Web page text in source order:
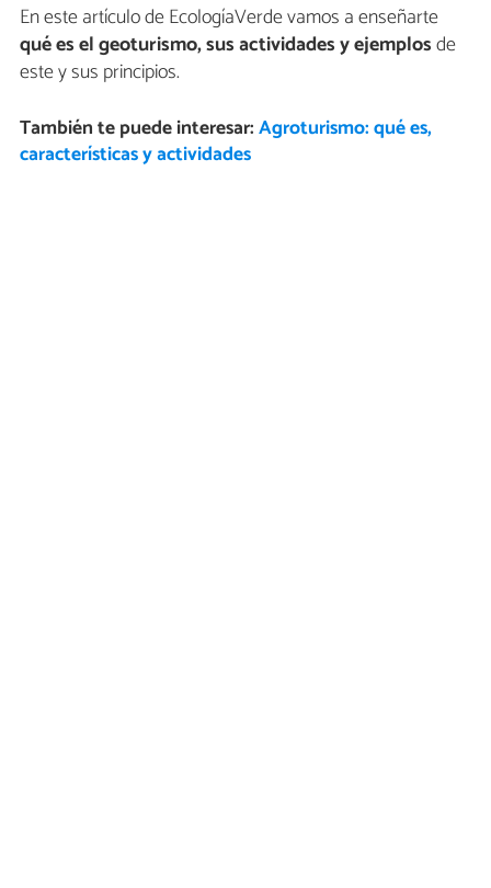
En este artículo de EcologíaVerde vamos a enseñarte
qué es el geoturismo, sus actividades y ejemplosde
este y sus principios.
También te puede interesar:Agroturismo: qué es,
características y actividades